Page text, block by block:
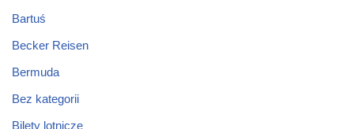
Bartuś
Becker Reisen
Bermuda
Bez kategorii
Bilety lotnicze